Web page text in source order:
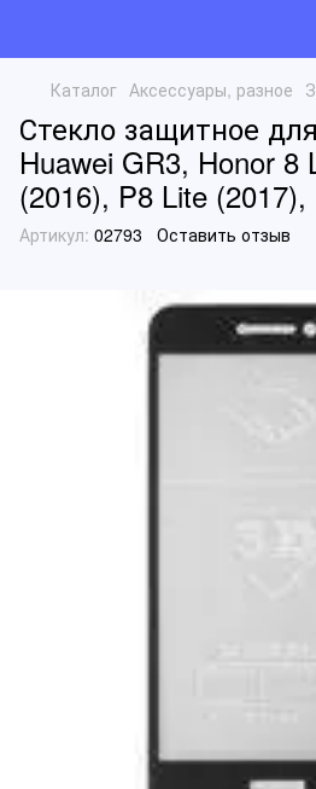
Каталог Аксессуары, разное
Стекло защитное
Huawei GR3, Honor 8
(2016), P8 Lite
Артикул: 02793 Оставить отзыв